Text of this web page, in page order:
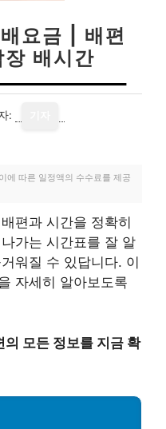
요금 | 배편
배시간
:
에 따른 일정액의 수수료를 제공
편과 시간을 정확히
가는 시간표를 잘 알
워질 수 있답니다. 이
자세히 알아보도록
모든 정보를 지금 확